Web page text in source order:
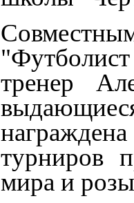
тренер
турниров
мира и